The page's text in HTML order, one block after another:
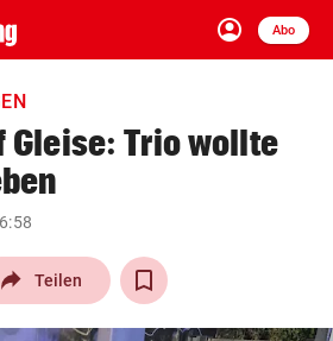
account_circle
Anmelden
Abo
close Schließen
arrow_right
Gleise: Trio wollte
Teilen